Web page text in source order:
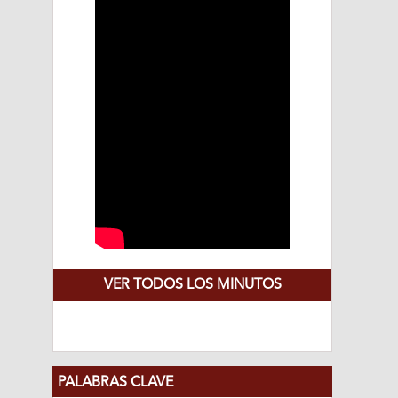
VER TODOS LOS MINUTOS
PALABRAS CLAVE